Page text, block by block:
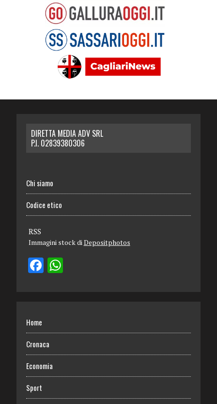
DIRETTA MEDIA ADV SRL
P.I. 02839380306
Chi siamo
Codice etico
RSS
Immagini stock di Depositphotos
Home
Cronaca
Economia
Sport